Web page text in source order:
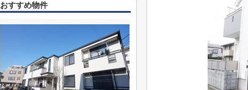
おすすめ物件